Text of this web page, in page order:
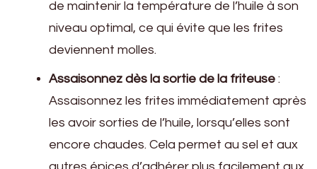
de maintenir la température de l’huile à son
niveau optimal, ce qui évite que les frites
deviennent molles.
Assaisonnez dès la sortie de la friteuse :
Assaisonnez les frites immédiatement après
les avoir sorties de l’huile, lorsqu’elles sont
encore chaudes. Cela permet au sel et aux